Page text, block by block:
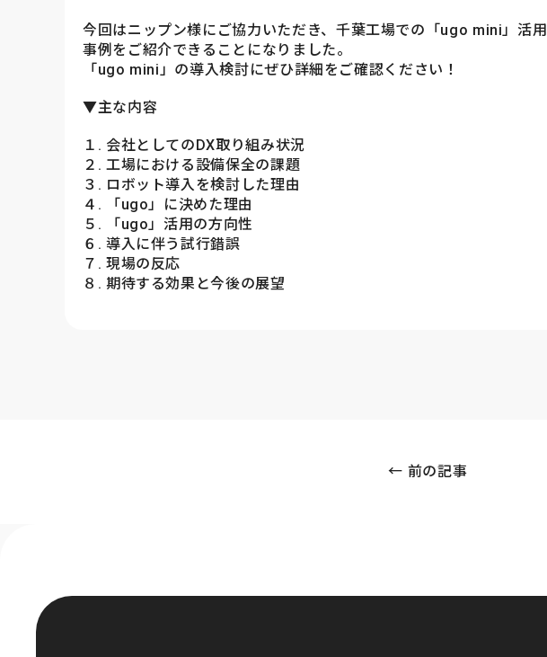
今回はニップン様にご協力いただき、千葉工場での「ugo mini」活用
事例をご紹介できることになりました。
「ugo mini」の導入検討にぜひ詳細をご確認ください！
▼主な内容
１. 会社としてのDX取り組み状況
２. 工場における設備保全の課題
３. ロボット導入を検討した理由
４. 「ugo」に決めた理由
５. 「ugo」活用の方向性
６. 導入に伴う試行錯誤
７. 現場の反応
８. 期待する効果と今後の展望
← 前の記事